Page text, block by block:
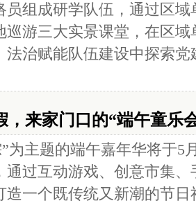
员组成研学队伍，通过区
巡游三大实景课堂，在区
法治赋能队伍建设中探索
，来家门口的“端午童乐
”为主题的端午嘉年华将于5
通过互动游戏、创意市集
造一个既传统又新潮的节